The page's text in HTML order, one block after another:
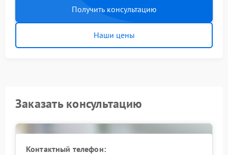
Получить консультацию
Наши цены
Заказать консультацию
Контактный телефон: